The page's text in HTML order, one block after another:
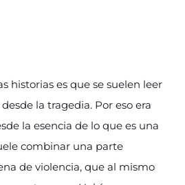
historias es que se suelen leer
la tragedia. Por eso era
la esencia de lo que es una
combinar una parte
de violencia, que al mismo